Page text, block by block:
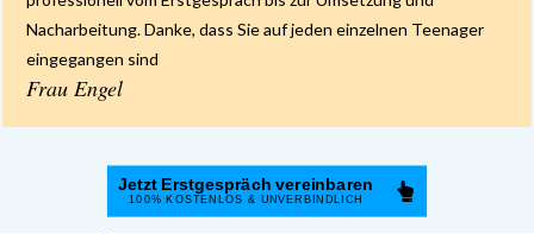
Nacharbeitung. Danke, dass Sie auf jeden einzelnen Teenager
eingegangen sind
Frau Engel
Jetzt Erstgespräch vereinbaren
100% KOSTENLOS & UNVERBINDLICH